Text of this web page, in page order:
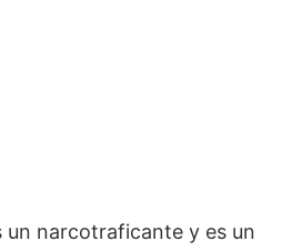
un narcotraficante y es un